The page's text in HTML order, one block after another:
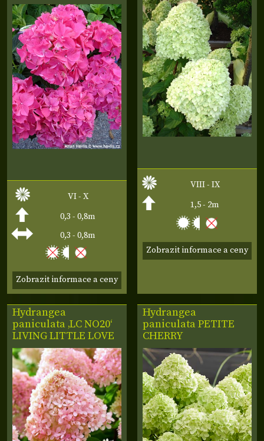
VI - X
0,3 - 0,8m
0,3 - 0,8m
Zobrazit informace a ceny
VIII - IX
1,5 - 2m
Zobrazit informace a ceny
Hydrangea
paniculata ‚LC NO20‘
LIVING LITTLE LOVE
Hydrangea
paniculataPETITE
CHERRY